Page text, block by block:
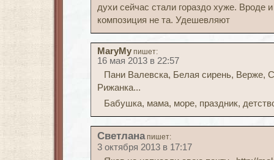
духи сейчас стали гораздо хуже. Вроде
композиция не та. Удешевляют
MaryMy пишет:
16 мая 2013 в 22:57
Пани Валевска, Белая сирень, Верже,
Рижанка...
Бабушка, мама, море, праздник,
Светлана пишет:
3 октября 2013 в 17:17